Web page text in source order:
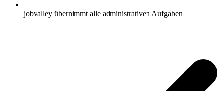
jobvalley übernimmt alle administrativen Aufgaben